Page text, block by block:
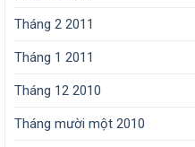
Tháng 2 2011
Tháng 1 2011
Tháng 12 2010
Tháng mười một 2010